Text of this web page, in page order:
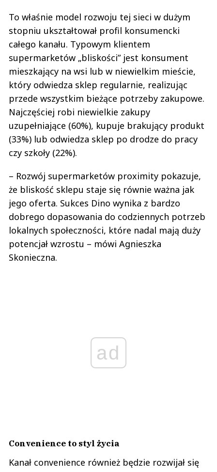
To właśnie model rozwoju tej sieci w dużym
stopniu ukształtował profil konsumencki
całego kanału. Typowym klientem
supermarketów „bliskości” jest konsument
mieszkający na wsi lub w niewielkim mieście,
który odwiedza sklep regularnie, realizując
przede wszystkim bieżące potrzeby zakupowe.
Najczęściej robi niewielkie zakupy
uzupełniające (60%), kupuje brakujący produkt
(33%) lub odwiedza sklep po drodze do pracy
czy szkoły (22%).
– Rozwój supermarketów proximity pokazuje,
że bliskość sklepu staje się równie ważna jak
jego oferta. Sukces Dino wynika z bardzo
dobrego dopasowania do codziennych potrzeb
lokalnych społeczności, które nadal mają duży
potencjał wzrostu – mówi Agnieszka
Skonieczna.
ad
Convenience to styl życia
Kanał convenience również będzie rozwijał się